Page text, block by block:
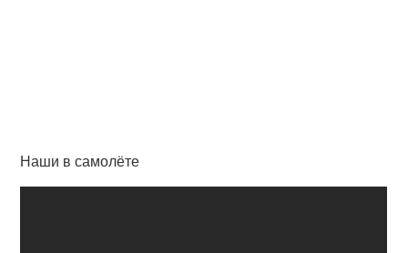
Наши в самолёте